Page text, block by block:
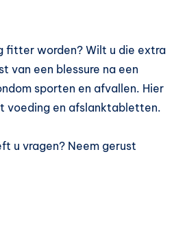
fitter worden? Wilt u die extra
van een blessure na een
sporten en afvallen. Hier
voeding en afslanktabletten.
u vragen? Neem gerust